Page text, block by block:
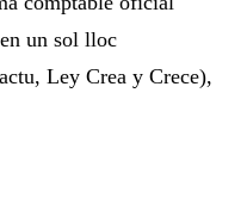
un sol lloc
Ley Crea y Crece),